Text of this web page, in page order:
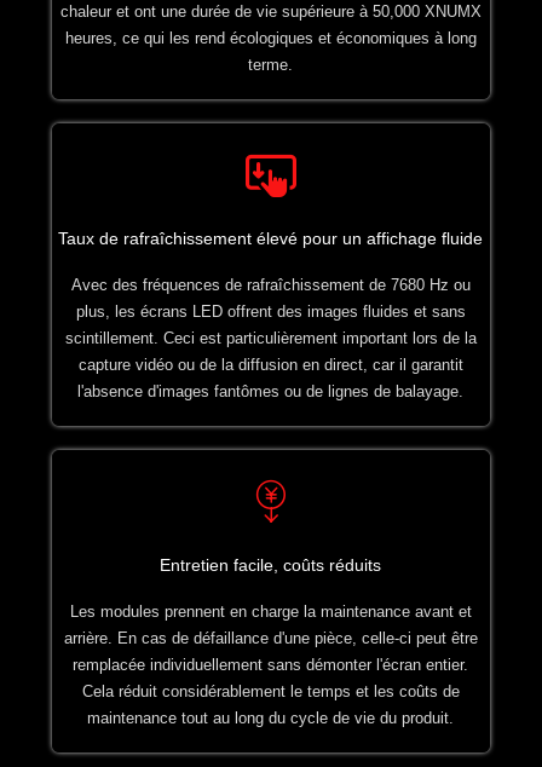
chaleur et ont une durée de vie supérieure à 50,000 XNUMX
heures, ce qui les rend écologiques et économiques à long
terme.
Taux de rafraîchissement élevé pour un affichage fluide
Avec des fréquences de rafraîchissement de 7680 Hz ou
plus, les écrans LED offrent des images fluides et sans
scintillement. Ceci est particulièrement important lors de la
capture vidéo ou de la diffusion en direct, car il garantit
l'absence d'images fantômes ou de lignes de balayage.
Entretien facile, coûts réduits
Les modules prennent en charge la maintenance avant et
arrière. En cas de défaillance d'une pièce, celle-ci peut être
remplacée individuellement sans démonter l'écran entier.
Cela réduit considérablement le temps et les coûts de
maintenance tout au long du cycle de vie du produit.